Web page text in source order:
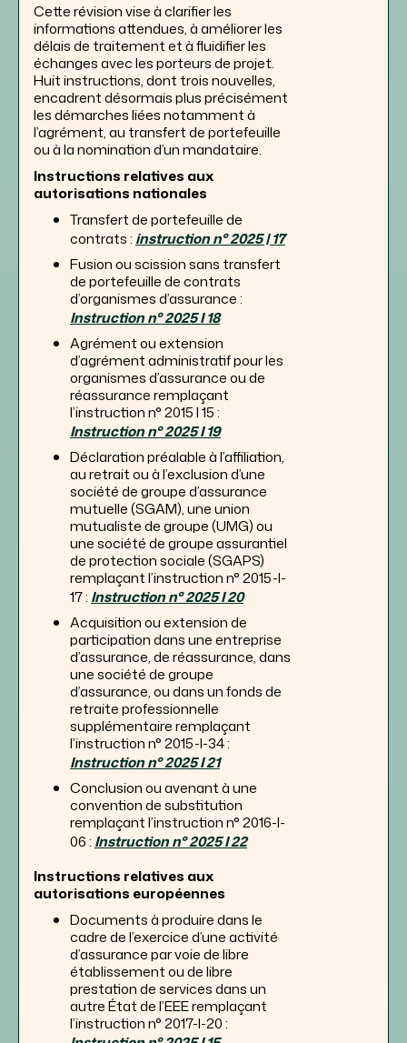
Cette révision vise à clarifier les
informations attendues, à améliorer les
délais de traitement et à fluidifier les
échanges avec les porteurs de projet.
Huit instructions, dont trois nouvelles,
encadrent désormais plus précisément
les démarches liées notamment à
l’agrément, au transfert de portefeuille
ou à la nomination d’un mandataire.
Instructions relatives aux
autorisations nationales
Transfert de portefeuille de
contrats : instruction n° 2025 | 17
Fusion ou scission sans transfert
de portefeuille de contrats
d’organismes d’assurance :
Instruction n° 2025 I 18
Agrément ou extension
d’agrément administratif pour les
organismes d’assurance ou de
réassurance remplaçant
l’instruction n° 2015 I 15 :
Instruction n° 2025 I 19
Déclaration préalable à l’affiliation,
au retrait ou à l’exclusion d’une
société de groupe d’assurance
mutuelle (SGAM), une union
mutualiste de groupe (UMG) ou
une société de groupe assurantiel
de protection sociale (SGAPS)
remplaçant l’instruction n° 2015-I-
17 : Instruction n° 2025 I 20
Acquisition ou extension de
participation dans une entreprise
d’assurance, de réassurance, dans
une société de groupe
d’assurance, ou dans un fonds de
retraite professionnelle
supplémentaire remplaçant
l’instruction n° 2015-I-34 :
Instruction n° 2025 I 21
Conclusion ou avenant à une
convention de substitution
remplaçant l’instruction n° 2016-I-
06 : Instruction n° 2025 I 22
Instructions relatives aux
autorisations européennes
Documents à produire dans le
cadre de l’exercice d’une activité
d’assurance par voie de libre
établissement ou de libre
prestation de services dans un
autre État de l’EEE remplaçant
l’instruction n° 2017-I-20 :